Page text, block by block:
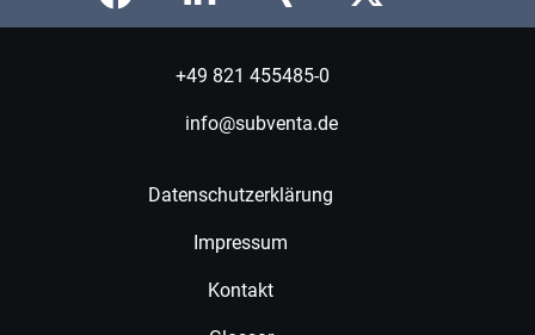
+49 821 455485-0
info@subventa.de
Datenschutzerklärung
Impressum
Kontakt